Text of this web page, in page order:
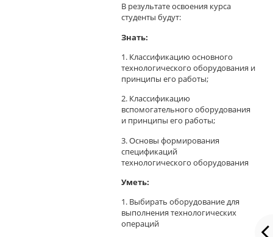
В результате освоения курса
студенты будут:
Знать:
1. Классификацию основного
технологического оборудования и
принципы его работы;
2. Классификацию
вспомогательного оборудования
и принципы его работы;
3. Основы формирования
спецификаций
технологического оборудования
Уметь:
1. Выбирать оборудование для
выполнения технологических
операций